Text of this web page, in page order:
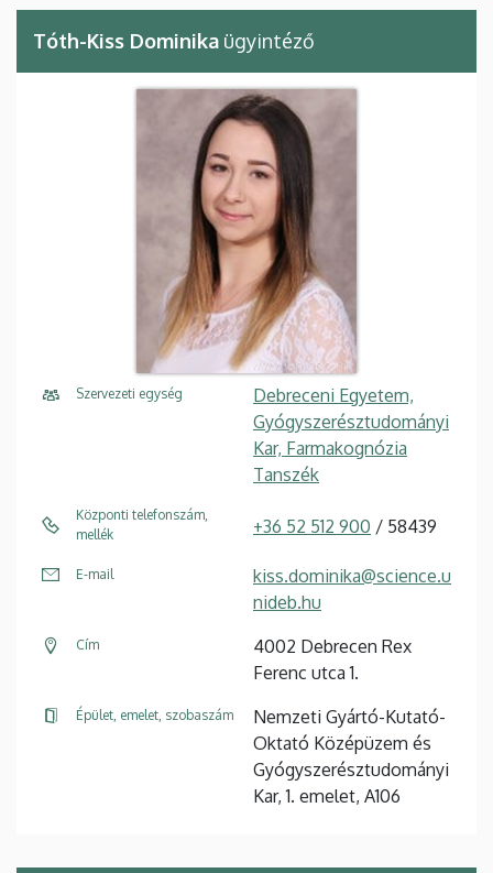
Tóth-Kiss Dominika ügyintéző
Szervezeti egység
Debreceni Egyetem,
Gyógyszerésztudományi
Kar, Farmakognózia
Tanszék
Központi telefonszám,
mellék
+36 52 512 900 / 58439
E-mail
kiss.dominika@science.u
nideb.hu
Cím
4002 Debrecen Rex
Ferenc utca 1.
Épület, emelet, szobaszám
Nemzeti Gyártó-Kutató-
Oktató Középüzem és
Gyógyszerésztudományi
Kar, 1. emelet, A106